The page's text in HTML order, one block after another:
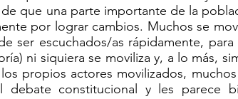
que una parte importante de la
por lograr cambios. Muchos se
ser escuchados/as rápidamente,
ni siquiera se moviliza y, a lo más,
propios actores movilizados,
debate constitucional y les parece